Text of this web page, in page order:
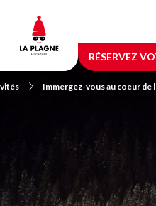
contenu
principal
RÉSERVEZ
Immergez-vous au coeur de